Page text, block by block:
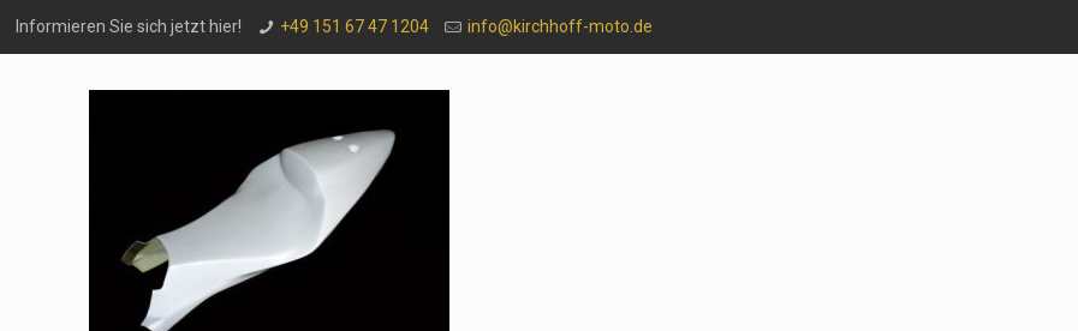
Informieren Sie sich jetzt hier! +49 151 67 47 1204 info@kirchhoff-moto.de